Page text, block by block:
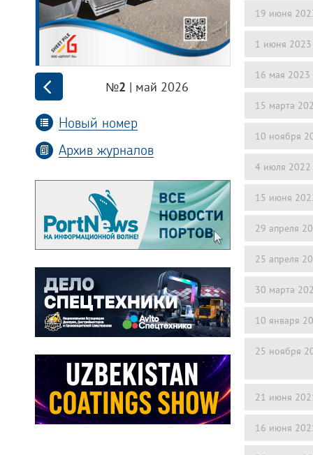
№2 | май 2026
Новый номер
Архив журналов
19 июня
1 июня 2023
16 мая 2023
15 марта
10 ноября
4 июля 2022
15 июня
29 апреля
25 апреля
30 марта
10 января
25 ноября
21 июня
16 июня